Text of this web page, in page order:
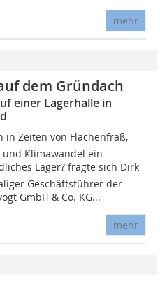
mehr
dem Gründach
einer Lagerhalle in
in Zeiten von Flächenfraß,
Klimawandel ein
Lager? fragte sich Dirk
Geschäftsführer der
GmbH & Co. KG...
mehr